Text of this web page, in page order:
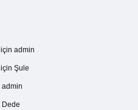
için admin
için Şule
admin
Dede